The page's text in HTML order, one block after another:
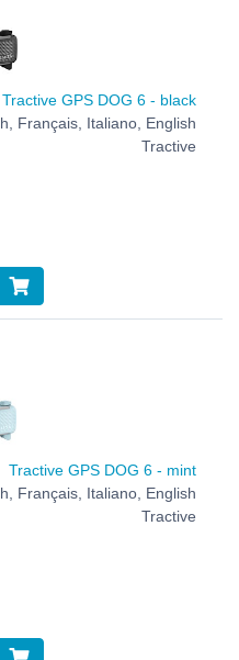
Tractive GPS DOG 6 - black
Français, Italiano, English
Tractive
Tractive GPS DOG 6 - mint
Français, Italiano, English
Tractive